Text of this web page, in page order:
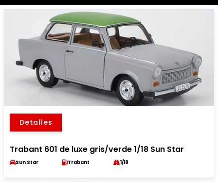
Detalles
Trabant 601 de luxe gris/verde 1/18 Sun Star
Sun Star Trabant 1/18